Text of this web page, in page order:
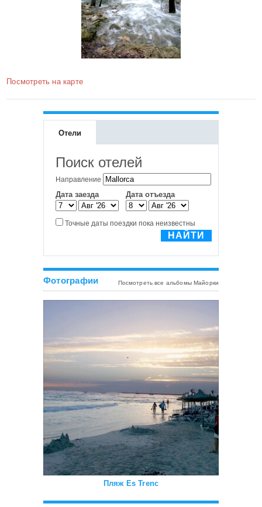
Посмотреть на карте
Отели
Фотографии Посмотреть все альбомы Майорки
Пляж Es Trenc